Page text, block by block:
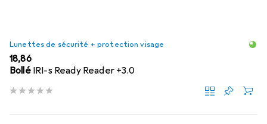
Lunettes de sécurité + protection visage
EUR
18,86
Bollé IRI-s Ready Reader +3.0